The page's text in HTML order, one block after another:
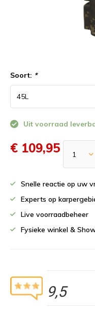
Soort: *
Uit voorraad
€ 109,95
Snelle reactie op uw
Experts op
Live voorraadbeheer
Fysieke winkel &
9,5